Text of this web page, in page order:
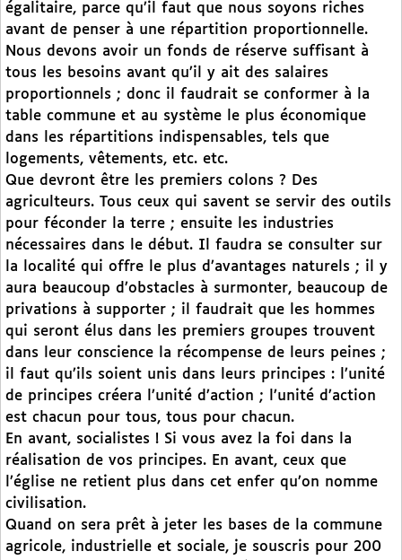
égalitaire, parce qu’il faut que nous soyons riches
avant de penser à une répartition proportionnelle.
Nous devons avoir un fonds de réserve suffisant à
tous les besoins avant qu’il y ait des salaires
proportionnels ; donc il faudrait se conformer à la
table commune et au système le plus économique
dans les répartitions indispensables, tels que
logements, vêtements, etc. etc.
Que devront être les premiers colons ? Des
agriculteurs. Tous ceux qui savent se servir des outils
pour féconder la terre ; ensuite les industries
nécessaires dans le début. Il faudra se consulter sur
la localité qui offre le plus d’avantages naturels ; il y
aura beaucoup d’obstacles à surmonter, beaucoup de
privations à supporter ; il faudrait que les hommes
qui seront élus dans les premiers groupes trouvent
dans leur conscience la récompense de leurs peines ;
il faut qu’ils soient unis dans leurs principes : l’unité
de principes créera l’unité d’action ; l’unité d’action
est chacun pour tous, tous pour chacun.
En avant, socialistes ! Si vous avez la foi dans la
réalisation de vos principes. En avant, ceux que
l’église ne retient plus dans cet enfer qu’on nomme
civilisation.
Quand on sera prêt à jeter les bases de la commune
agricole, industrielle et sociale, je souscris pour 200